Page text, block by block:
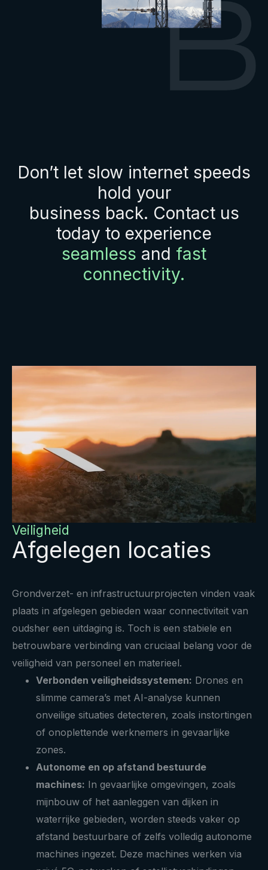
Don’t let slow internet speeds
hold your
business back. Contact us
today to experience
seamless and fast
connectivity.
Veiligheid
Afgelegen locaties
Grondverzet- en infrastructuurprojecten vinden vaak
plaats in afgelegen gebieden waar connectiviteit van
oudsher een uitdaging is. Toch is een stabiele en
betrouwbare verbinding van cruciaal belang voor de
veiligheid van personeel en materieel.
Verbonden veiligheidssystemen: Drones en
slimme camera’s met AI-analyse kunnen
onveilige situaties detecteren, zoals instortingen
of onoplettende werknemers in gevaarlijke
zones.
Autonome en op afstand bestuurde
machines: In gevaarlijke omgevingen, zoals
mijnbouw of het aanleggen van dijken in
waterrijke gebieden, worden steeds vaker op
afstand bestuurbare of zelfs volledig autonome
machines ingezet. Deze machines werken via